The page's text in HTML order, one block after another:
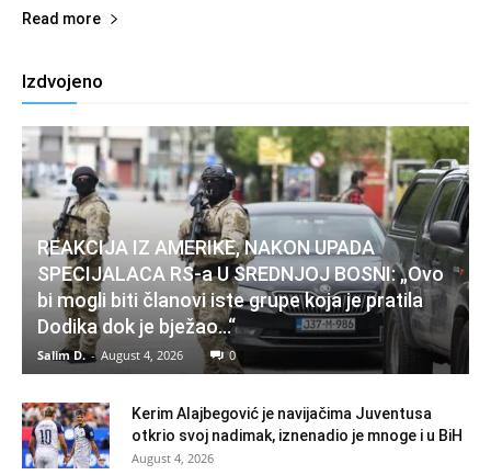
Read more
Izdvojeno
REAKCIJA IZ AMERIKE, NAKON UPADA
SPECIJALACA RS-a U SREDNJOJ BOSNI: „Ovo
bi mogli biti članovi iste grupe koja je pratila
Dodika dok je bježao…“
Salim D. - August 4, 2026 0
Kerim Alajbegović je navijačima Juventusa
otkrio svoj nadimak, iznenadio je mnoge i u BiH
August 4, 2026